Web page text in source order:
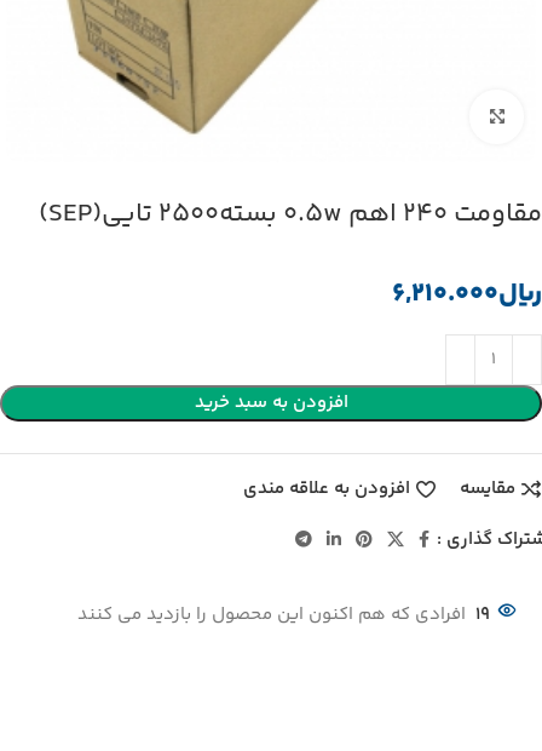
مقاومت 240 اهم 0.5w بسته2500 تایی(SEP)
﷼
افزودن به سبد خرید
مقایسه
افزودن به علاقه مندی
گذاری :
19 افرادی که هم اکنون این محصول را بازدید می کنند